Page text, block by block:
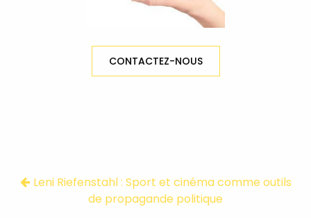
CONTACTEZ-NOUS
Leni Riefenstahl : Sport et cinéma comme outils
de propagande politique